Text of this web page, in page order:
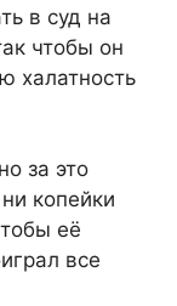
в суд на
чтобы он
халатность
за это
копейки
её
все